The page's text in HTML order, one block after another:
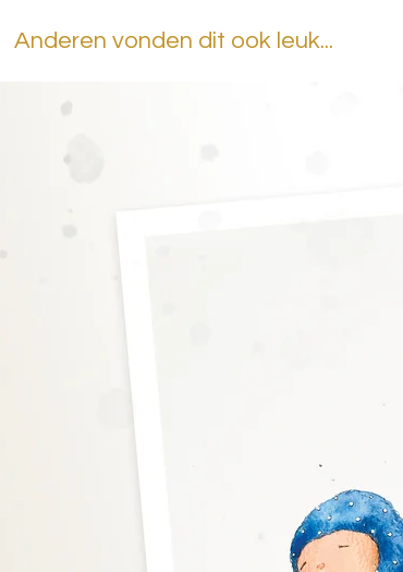
Anderen vonden dit ook leuk...